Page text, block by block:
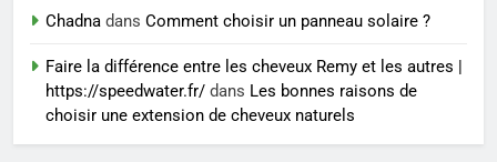
8
trouver un accompagnement
sérieux à un tarif juste ?
BIEN ÊTRE
Chadna dans Comment choisir un panneau solaire ?
Faire la différence entre les cheveux Remy et les autres |
https://speedwater.fr/ dans Les bonnes raisons de
choisir une extension de cheveux naturels